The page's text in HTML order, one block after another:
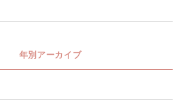
年別アーカイブ